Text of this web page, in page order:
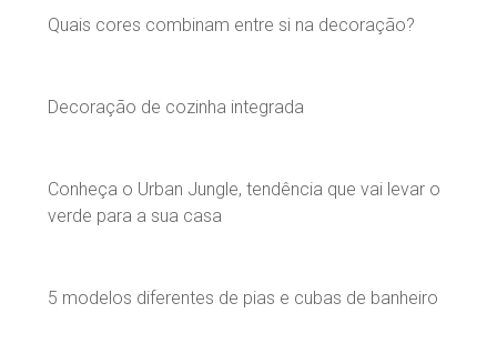
Quais cores combinam entre si na decoração?
Decoração de cozinha integrada
Conheça o Urban Jungle, tendência que vai levar o
verde para a sua casa
5 modelos diferentes de pias e cubas de banheiro